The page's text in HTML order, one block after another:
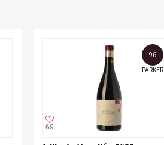
69
96
PARKER